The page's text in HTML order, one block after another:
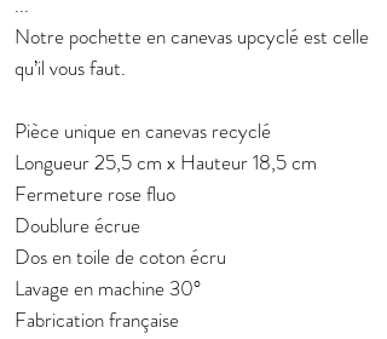
Notre pochette en canevas upcyclé est celle
qu’il vous faut.
Pièce unique en canevas recyclé
Longueur 25,5 cm x Hauteur 18,5 cm
Fermeture rose fluo
Doublure écrue
Dos en toile de coton écru
Lavage en machine 30°
Fabrication française